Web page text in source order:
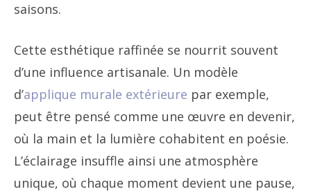
saisons.
Cette esthétique raffinée se nourrit souvent
d’une influence artisanale. Un modèle
d’applique murale extérieure par exemple,
peut être pensé comme une œuvre en devenir,
où la main et la lumière cohabitent en poésie.
L’éclairage insuffle ainsi une atmosphère
unique, où chaque moment devient une pause,